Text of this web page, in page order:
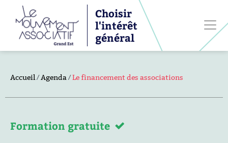
Choisir
l'intérêt
général
Accueil Agenda Le financement des associations
Formation gratuite